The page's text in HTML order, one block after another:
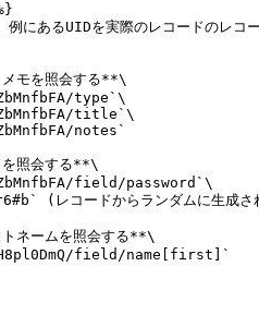
にあるUIDを実際のレコードのレコ
メモを照会する**\
type`\
title`\
notes`
を照会する**\
field/password`\
(レコードからランダムに生成さ
ネームを照会する**\
field/name[first]`